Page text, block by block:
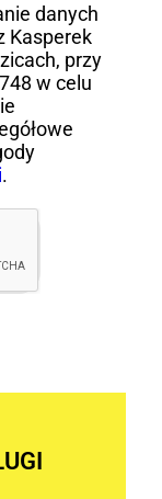
danych
Kasperek
przy
w celu
.